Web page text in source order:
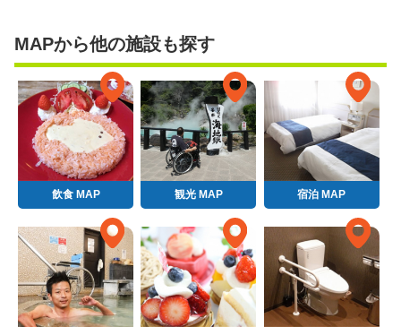
MAPから他の施設も探す
飲食 MAP 観光 MAP 宿泊 MAP